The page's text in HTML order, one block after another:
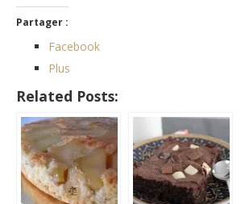
Partager :
Facebook
Plus
Related Posts: